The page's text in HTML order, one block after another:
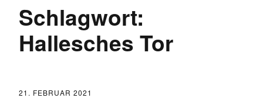
Schlagwort:
Hallesches Tor
21. FEBRUAR 2021